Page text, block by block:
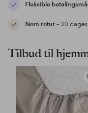
Fleksible
Nem retur– 30
Tilbud til
til